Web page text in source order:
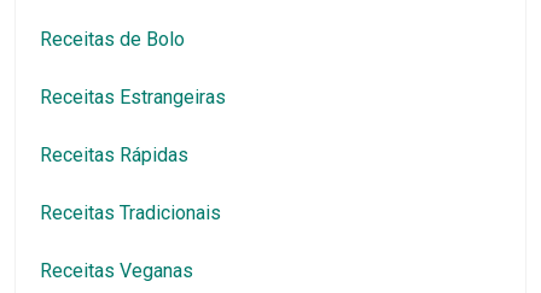
Receitas de Bolo
Receitas Estrangeiras
Receitas Rápidas
Receitas Tradicionais
Receitas Veganas